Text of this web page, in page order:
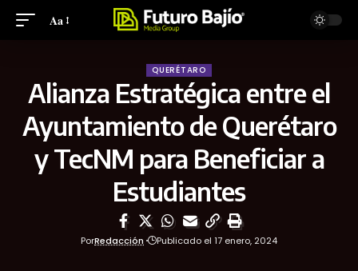
Aa
QUERÉTARO
Alianza Estratégica entre el
Ayuntamiento de Querétaro
y TecNM para Beneficiar a
Estudiantes
PorRedacción Publicado el 17 enero, 2024